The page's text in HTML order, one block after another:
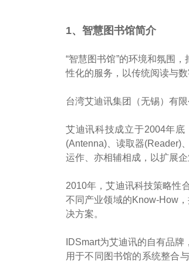
1、智慧图书馆简介
“智慧图书馆”的环境和氛围
性化的服务，以传统阅读与
台湾艾迪讯集团（无锡）有
艾迪讯科技成立于2004年
(Antenna)、读取器(Reader)
运作、亦相辅相成，以扩展
2010年，艾迪讯科技策略性
不同产业领域的Know-How
决方案。
IDSmart为艾迪讯的自有品
用于不同图书馆的系统整合